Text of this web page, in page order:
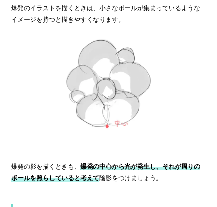
爆発のイラストを描くときは、小さなボールが集まっているような
イメージを持つと描きやすくなります。
爆発の影を描くときも、 爆発の中心から光が発生し、それが周りの
ボールを照らしていると考えて陰影をつけましょう。